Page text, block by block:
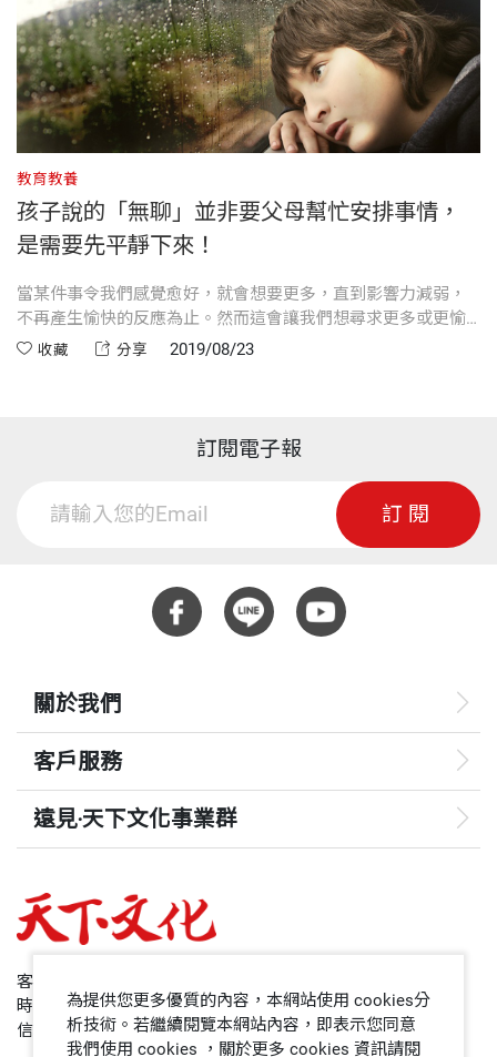
教育教養
孩子說的「無聊」並非要父母幫忙安排事情，
是需要先平靜下來！
當某件事令我們感覺愈好，就會想要更多，直到影響力減弱，
不再產生愉快的反應為止。然而這會讓我們想尋求更多或更愉
快的事物。
收藏 分享 2019/08/23
訂閱電子報
訂閱
關於我們
客戶服務
遠見‧天下文化事業群
哈佛商業評論
領導影響力學院
客服專線：+886 2 2662-0012
時間：週一~週五9:00~12:30;13:30~17:00
信箱：service@cwgv.com.tw
為提供您更多優質的內容，本網站使用 cookies分
析技術。若繼續閱覽本網站內容，即表示您同意
我們使用 cookies ，關於更多 cookies 資訊請閱